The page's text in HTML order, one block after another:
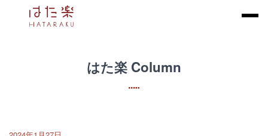
はた楽 Column